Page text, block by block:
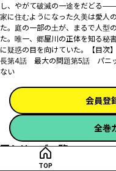
し、やがて破滅の一途をだどる――
住むようになった久美は愛人の自
庭の一部の土が、まるで人型のよ
一、郷屋川の正体を知る秘書の高
の目を向けていた。【目次】第
話 最大の問題第5話 パニック
会員登
全巻
同シリーズ一覧
TOP